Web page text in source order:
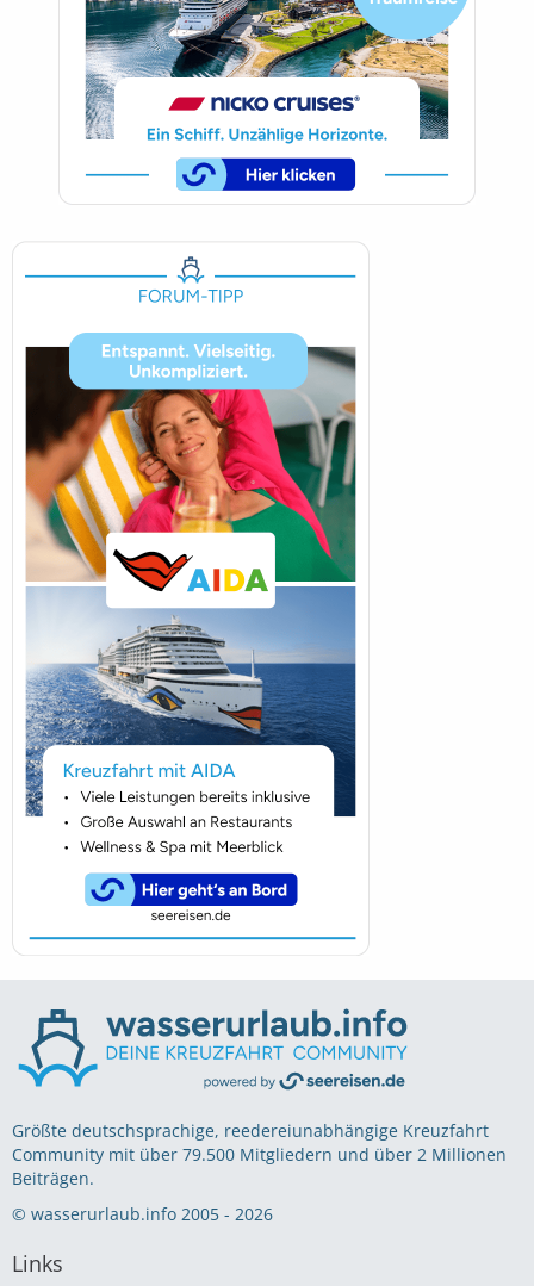
Größte deutschsprachige, reedereiunabhängige Kreuzfahrt
Community mit über 79.500 Mitgliedern und über 2 Millionen
Beiträgen.
© wasserurlaub.info 2005 - 2026
Links